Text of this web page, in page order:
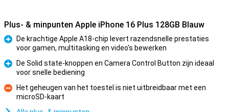
Plus- & minpunten Apple iPhone 16 Plus 128GB Blauw
Pluspunt
De krachtige Apple A18-chip levert razendsnelle prestaties
voor gamen, multitasking en video's bewerken
Pluspunt
De Solid state-knoppen en Camera Control Button zijn ideaal
voor snelle bediening
Minpunt
Het geheugen van het toestel is niet uitbreidbaar met een
microSD-kaart